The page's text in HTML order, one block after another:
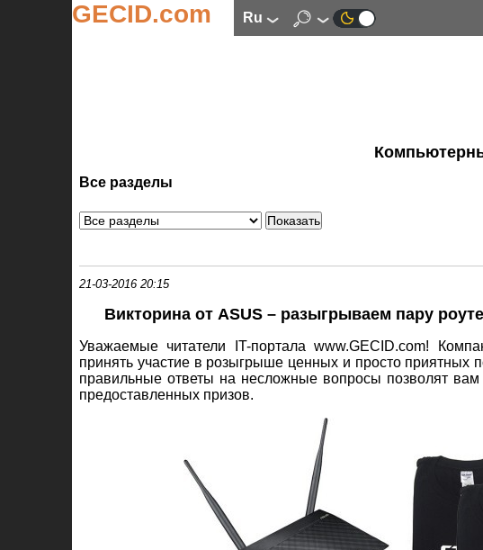
GECID.com ru
Все разделы
21-03-2016 20:15
Викторина от ASUS – разыгрываем пару
Уважаемые читатели IT-портала www.GECID.com!
принять участие в розыгрыше ценных и просто приятных
правильные ответы на несложные вопросы позволят
предоставленных призов.